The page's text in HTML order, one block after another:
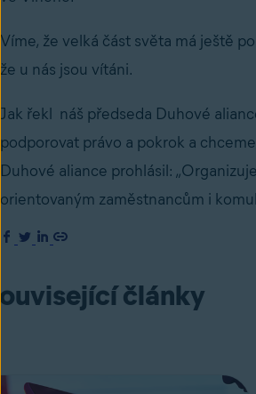
Víme, že velká část světa má ještě
že u nás jsou vítáni.
Jak řekl náš předseda Duhové
podporovat právo a pokrok a
Duhové aliance prohlásil:
orientovaným zaměstnancům i
články